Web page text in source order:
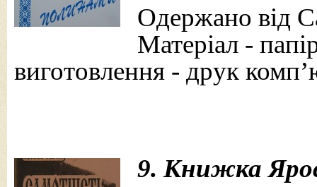
Одержано від
Матеріал -
виготовлення - друк
9. Книжка